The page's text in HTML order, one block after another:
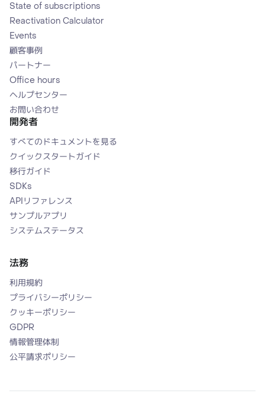
State of subscriptions
Reactivation Calculator
Events
顧客事例
パートナー
Office hours
ヘルプセンター
お問い合わせ
開発者
すべてのドキュメントを見る
クイックスタートガイド
移行ガイド
SDKs
APIリファレンス
サンプルアプリ
システムステータス
法務
利用規約
プライバシーポリシー
クッキーポリシー
GDPR
情報管理体制
公平請求ポリシー